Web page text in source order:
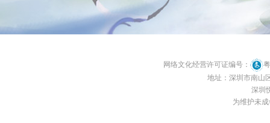
网络文化经营许可证编号：
地址：深圳市南山
深圳
为维护未